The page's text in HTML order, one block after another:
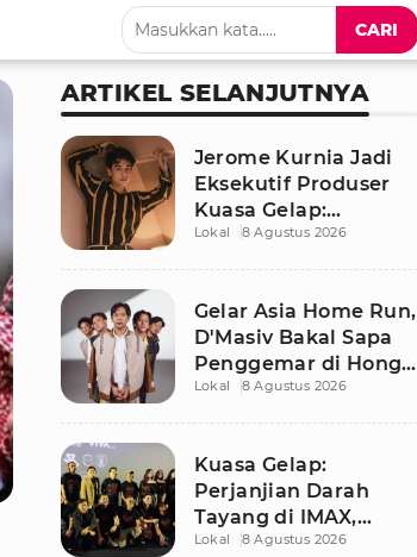
CARI
ARTIKEL SELANJUTNYA
Jerome Kurnia Jadi
Eksekutif Produser
Kuasa Gelap:
Perjanjian Darah,
Lokal 8 Agustus 2026
Gelar Asia Home Run,
D'Masiv Bakal Sapa
Penggemar di Hong
Kong
Lokal 8 Agustus 2026
Kuasa Gelap:
Perjanjian Darah
Tayang di IMAX,
Kisah Romo Rendra
Lokal 8 Agustus 2026